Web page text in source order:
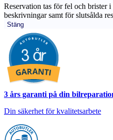
Reservation tas för fel och brister
beskrivningar samt för slutsålda
Stäng
3 års garanti på din
Din säkerhet för kvalitetsarbete